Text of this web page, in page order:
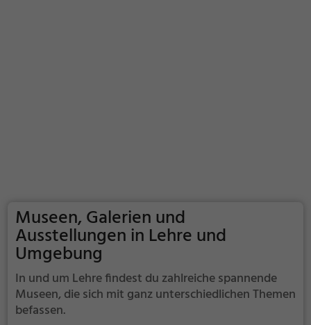
Museen, Galerien und
Ausstellungen in Lehre und
Umgebung
In und um Lehre findest du zahlreiche spannende
Museen, die sich mit ganz unterschiedlichen Themen
befassen.